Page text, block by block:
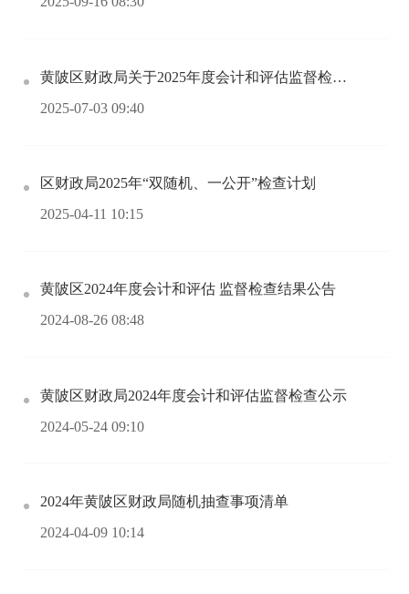
黄陂区财政局关于2025年度会计和评估监督检查名单公示
2025-07-03 09:40
区财政局2025年“双随机、一公开”检查计划
2025-04-11 10:15
黄陂区2024年度会计和评估 监督检查结果公告
2024-08-26 08:48
黄陂区财政局2024年度会计和评估监督检查公示
2024-05-24 09:10
2024年黄陂区财政局随机抽查事项清单
2024-04-09 10:14